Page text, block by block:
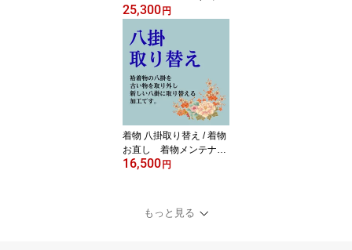
和モダンコート レディー
25,300円
着物 八掛取り替え / 着物
お直し 着物メンテナン
ス 八掛 袷着物 袷
16,500円
もっと見る